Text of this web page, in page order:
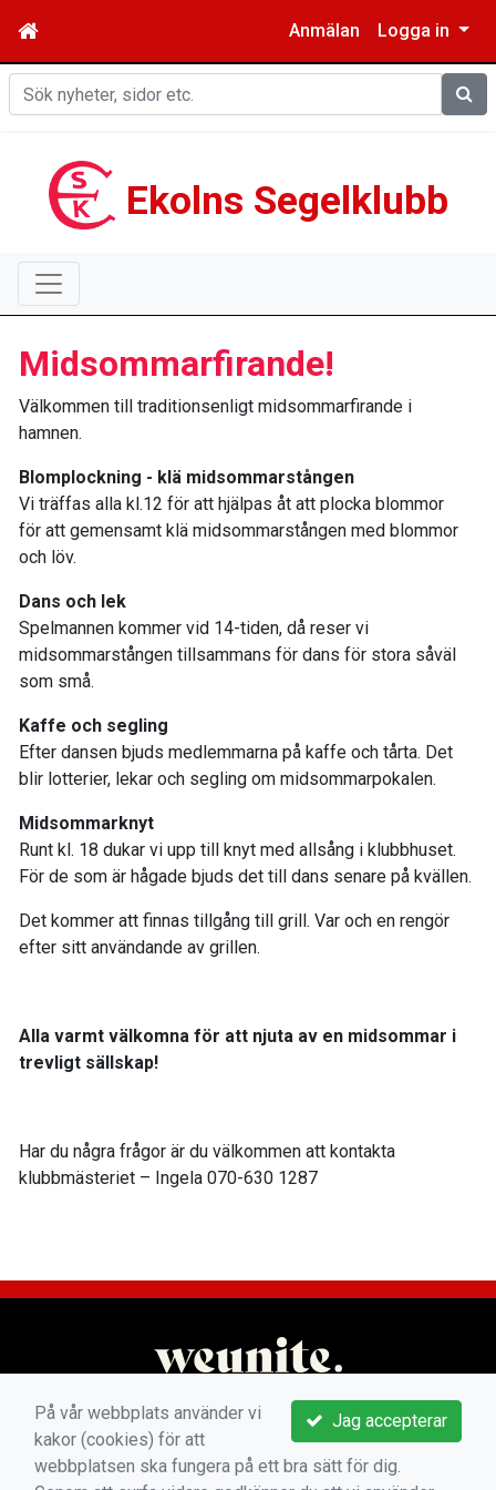
Anmälan Logga in
Sök
Ekolns Segelklubb
Midsommarfirande!
Välkommen till traditionsenligt midsommarfirande i
hamnen.
Blomplockning - klä midsommarstången
Vi träffas alla kl.12 för att hjälpas åt att plocka blommor
för att gemensamt klä midsommarstången med blommor
och löv.
Dans och lek
Spelmannen kommer vid 14-tiden, då reser vi
midsommarstången tillsammans för dans för stora såväl
som små.
Kaffe och segling
Efter dansen bjuds medlemmarna på kaffe och tårta. Det
blir lotterier, lekar och segling om midsommarpokalen.
Midsommarknyt
Runt kl. 18 dukar vi upp till knyt med allsång i klubbhuset.
För de som är hågade bjuds det till dans senare på kvällen.
Det kommer att finnas tillgång till grill. Var och en rengör
efter sitt användande av grillen.
Alla varmt välkomna för att njuta av en midsommar i
trevligt sällskap!
Har du några frågor är du välkommen att kontakta
klubbmästeriet – Ingela 070-630 1287
Jag accepterar
På vår webbplats använder vi
kakor (cookies) för att
webbplatsen ska fungera på ett bra sätt för dig.